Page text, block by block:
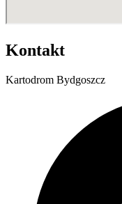
Kontakt
Kartodrom Bydgoszcz